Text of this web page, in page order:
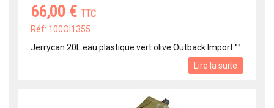
66,00 € TTC
Réf: 100OI1355
Jerrycan 20L eau plastique vert olive Outback Import °°
Lire la suite